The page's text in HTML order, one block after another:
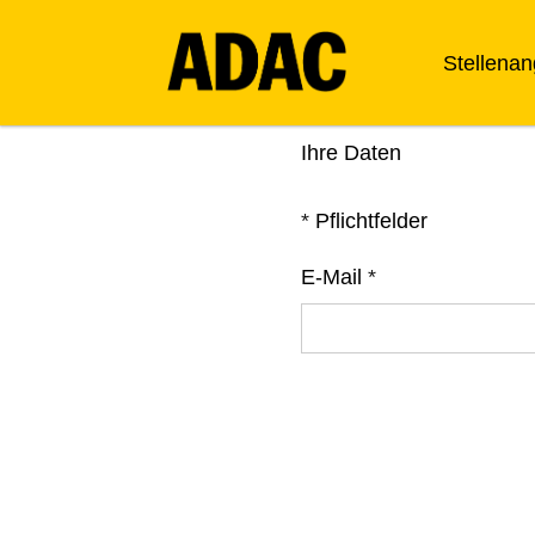
Ihre Daten
* Pflichtfelder
E-Mail *